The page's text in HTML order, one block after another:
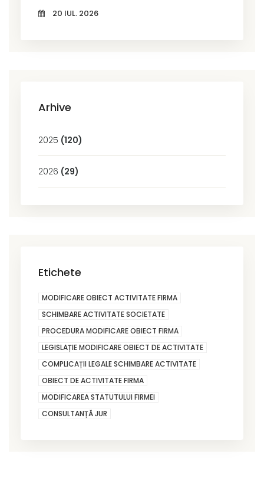
20 IUL. 2026
Arhive
2025 (120)
2026 (29)
Etichete
MODIFICARE OBIECT ACTIVITATE FIRMA
SCHIMBARE ACTIVITATE SOCIETATE
PROCEDURA MODIFICARE OBIECT FIRMA
LEGISLAȚIE MODIFICARE OBIECT DE ACTIVITATE
COMPLICAȚII LEGALE SCHIMBARE ACTIVITATE
OBIECT DE ACTIVITATE FIRMA
MODIFICAREA STATUTULUI FIRMEI
CONSULTANȚĂ JUR